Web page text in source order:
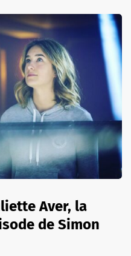
Aver, la
de Simon